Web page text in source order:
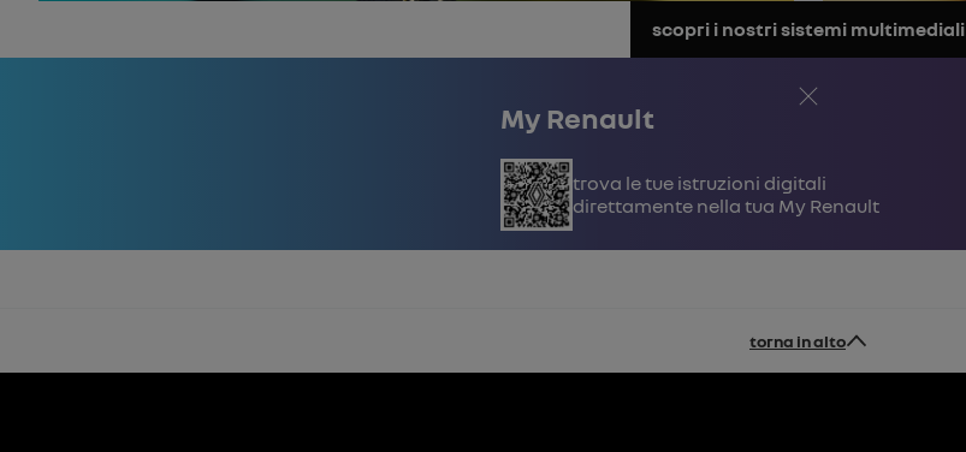
scopri i nostri sistemi multimediali
Chiudi
My Renault
Trova le tue istruzioni digitali
direttamente nella tua My Renault
torna in alto